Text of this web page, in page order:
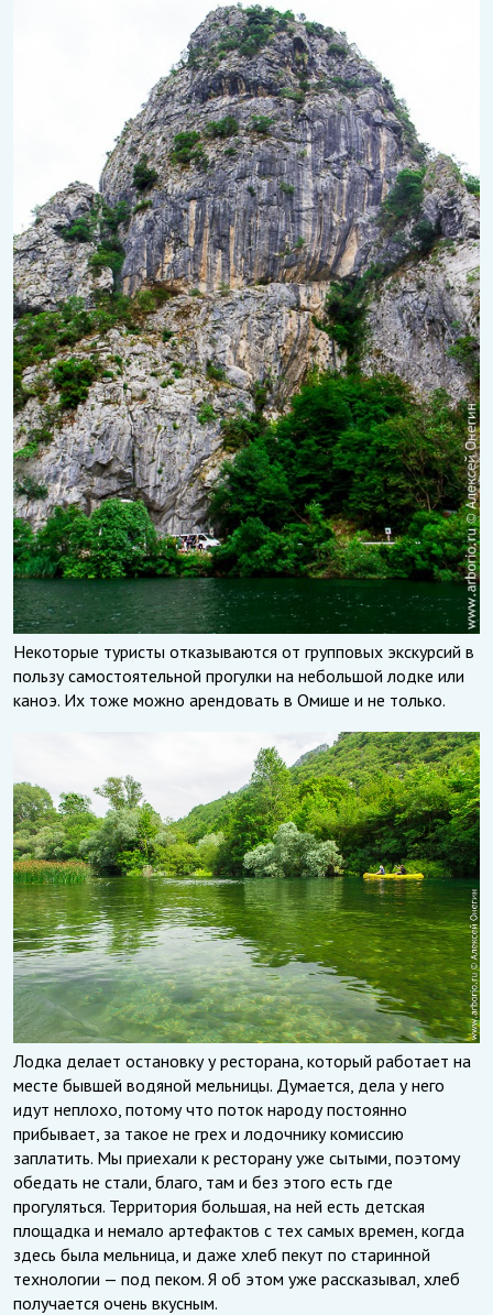
Некоторые туристы отказываются от групповых экскурсий в
пользу самостоятельной прогулки на небольшой лодке или
каноэ. Их тоже можно арендовать в Омише и не только.
Лодка делает остановку у ресторана, который работает на
месте бывшей водяной мельницы. Думается, дела у него
идут неплохо, потому что поток народу постоянно
прибывает, за такое не грех и лодочнику комиссию
заплатить. Мы приехали к ресторану уже сытыми, поэтому
обедать не стали, благо, там и без этого есть где
прогуляться. Территория большая, на ней есть детская
площадка и немало артефактов с тех самых времен, когда
здесь была мельница, и даже хлеб пекут по старинной
технологии — под пеком. Я об этом уже рассказывал, хлеб
получается очень вкусным.